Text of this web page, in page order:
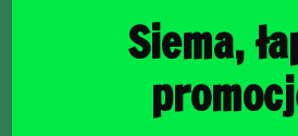
Siema,